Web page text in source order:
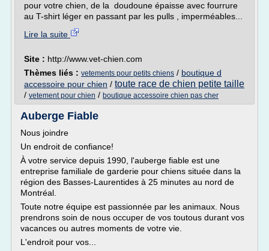
pour votre chien, de la doudoune épaisse avec fourrure
au T-shirt léger en passant par les pulls , imperméables...
Lire la suite
Site : http://www.vet-chien.com
Thèmes liés : vetements pour petits chiens / boutique d
accessoire pour chien / toute race de chien petite taille
/ vetement pour chien / boutique accessoire chien pas cher
Auberge Fiable
Nous joindre
Un endroit de confiance!
À votre service depuis 1990, l'auberge fiable est une
entreprise familiale de garderie pour chiens située dans la
région des Basses-Laurentides à 25 minutes au nord de
Montréal.
Toute notre équipe est passionnée par les animaux. Nous
prendrons soin de nous occuper de vos toutous durant vos
vacances ou autres moments de votre vie.
L'endroit pour vos...